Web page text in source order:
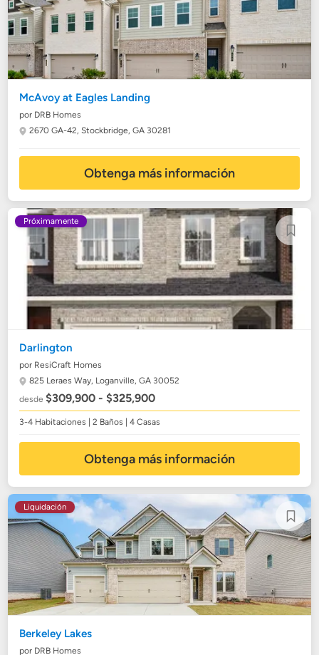
McAvoy at Eagles Landing
por DRB Homes
2670 GA-42,Stockbridge, GA 30281
Obtenga más información
Próximamente
Darlington
por ResiCraft Homes
825 Leraes Way, Loganville, GA 30052
desde$309,900 - $325,900
3-4 Habitaciones | 2 Baños | 4 Casas
Obtenga más información
Liquidación
Berkeley Lakes
por DRB Homes